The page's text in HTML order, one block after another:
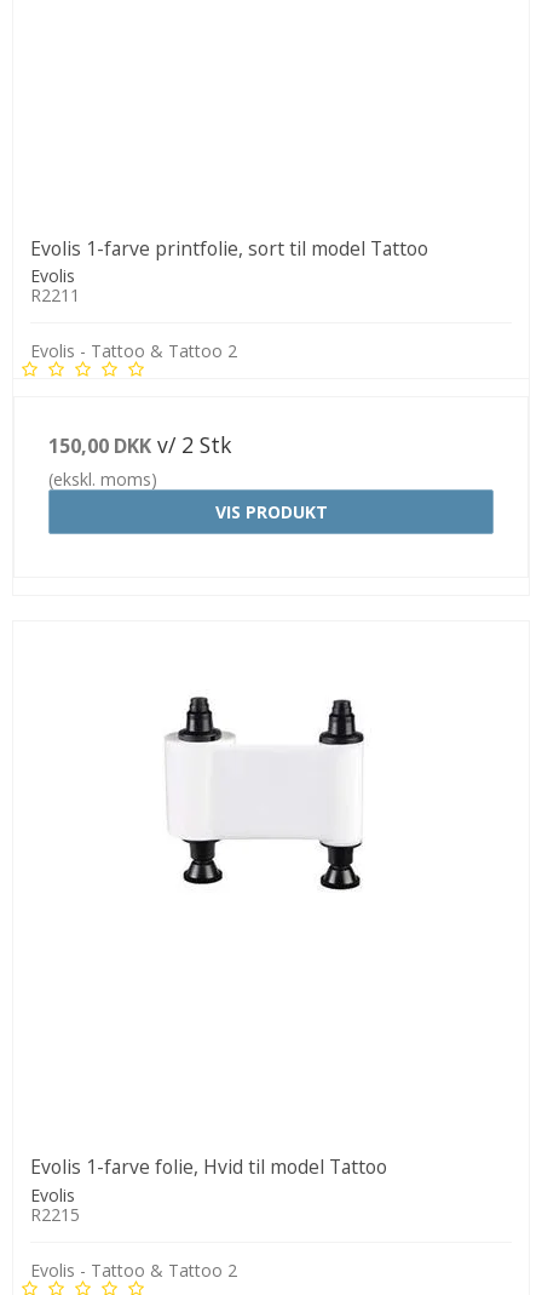
Evolis 1-farve printfolie, sort til model Tattoo
Evolis
R2211
Evolis - Tattoo & Tattoo 2
150,00 DKK v/ 2 Stk
(ekskl. moms)
VIS PRODUKT
Evolis 1-farve folie, Hvid til model Tattoo
Evolis
R2215
Evolis - Tattoo & Tattoo 2